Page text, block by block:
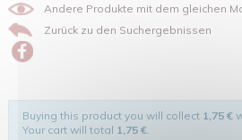
Andere Produkte mit dem gleichen
Zurück zu den Suchergebnissen
Buying this product you will collect 1,75 €
Your cart will total 1,75 €